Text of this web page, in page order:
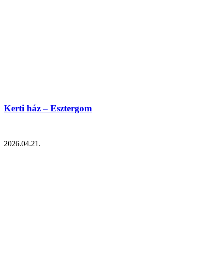
Kerti ház – Esztergom
2026.04.21.